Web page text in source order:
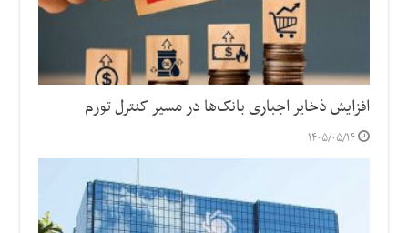
افزایش ذخایر اجباری بانک‌ها در مسیر کنترل تورم
۱۴۰۵/۰۵/۱۴